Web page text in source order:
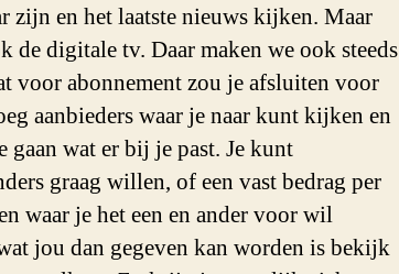
zijn en het laatste nieuws kijken. Maar
digitale tv. Daar maken we ook steeds
voor abonnement zou je afsluiten voor
aanbieders waar je naar kunt kijken en
gaan wat er bij je past. Je kunt
graag willen, of een vast bedrag per
waar je het een en ander voor wil
jou dan gegeven kan worden is bekijk